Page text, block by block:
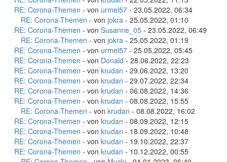
RE: Corona-Themen - von urmel57 - 23.05.2022, 06:34
RE: Corona-Themen - von jokra - 25.05.2022, 01:10
RE: Corona-Themen - von Susanne_05 - 23.05.2022, 06:49
RE: Corona-Themen - von jokra - 25.05.2022, 01:19
RE: Corona-Themen - von urmel57 - 25.05.2022, 05:45
RE: Corona-Themen - von Donald - 28.06.2022, 22:23
RE: Corona-Themen - von krudan - 29.06.2022, 13:20
RE: Corona-Themen - von krudan - 29.07.2022, 22:34
RE: Corona-Themen - von krudan - 06.08.2022, 14:36
RE: Corona-Themen - von krudan - 08.08.2022, 15:55
RE: Corona-Themen - von krudan - 08.08.2022, 16:02
RE: Corona-Themen - von krudan - 08.09.2022, 12:15
RE: Corona-Themen - von krudan - 18.09.2022, 10:48
RE: Corona-Themen - von krudan - 19.10.2022, 22:37
RE: Corona-Themen - von krudan - 10.12.2022, 00:55